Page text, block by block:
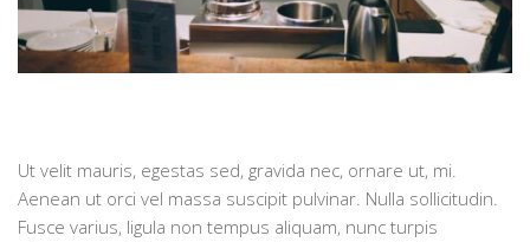
Ut velit mauris, egestas sed, gravida nec, ornare ut, mi.
Aenean ut orci vel massa suscipit pulvinar. Nulla sollicitudin.
Fusce varius, ligula non tempus aliquam, nunc turpis